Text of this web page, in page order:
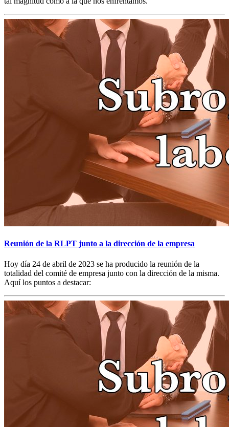
Reunión de la RLPT junto a la dirección de la empresa
Hoy día 24 de abril de 2023 se ha producido la reunión de la
totalidad del comité de empresa junto con la dirección de la misma.
Aquí los puntos a destacar: